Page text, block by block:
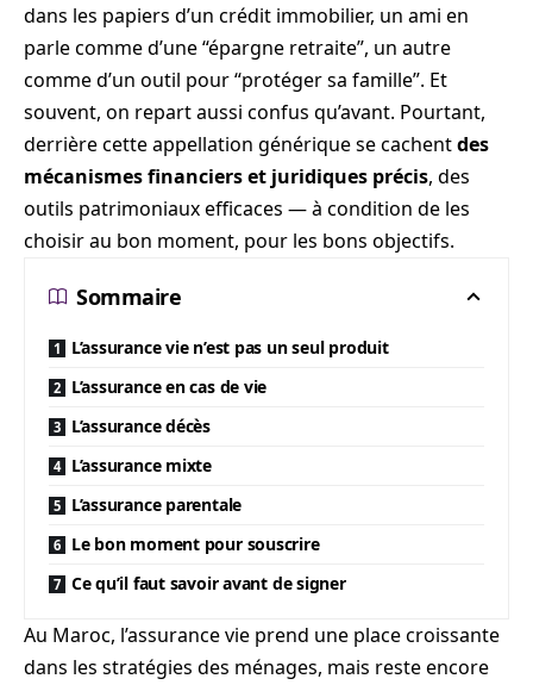
dans les papiers d’un crédit immobilier, un ami en
parle comme d’une “épargne retraite”, un autre
comme d’un outil pour “protéger sa famille”. Et
souvent, on repart aussi confus qu’avant. Pourtant,
derrière cette appellation générique se cachentdes
mécanismes financiers et juridiques précis, des
outils patrimoniaux efficaces — à condition de les
choisir au bon moment, pour les bons objectifs.
Sommaire
L’assurance vie n’est pas un seul produit
L’assurance en cas de vie
L’assurance décès
L’assurance mixte
L’assurance parentale
Le bon moment pour souscrire
Ce qu’il faut savoir avant de signer
Au Maroc, l’assurance vie prend une place croissante
dans les stratégies des ménages, mais reste encore